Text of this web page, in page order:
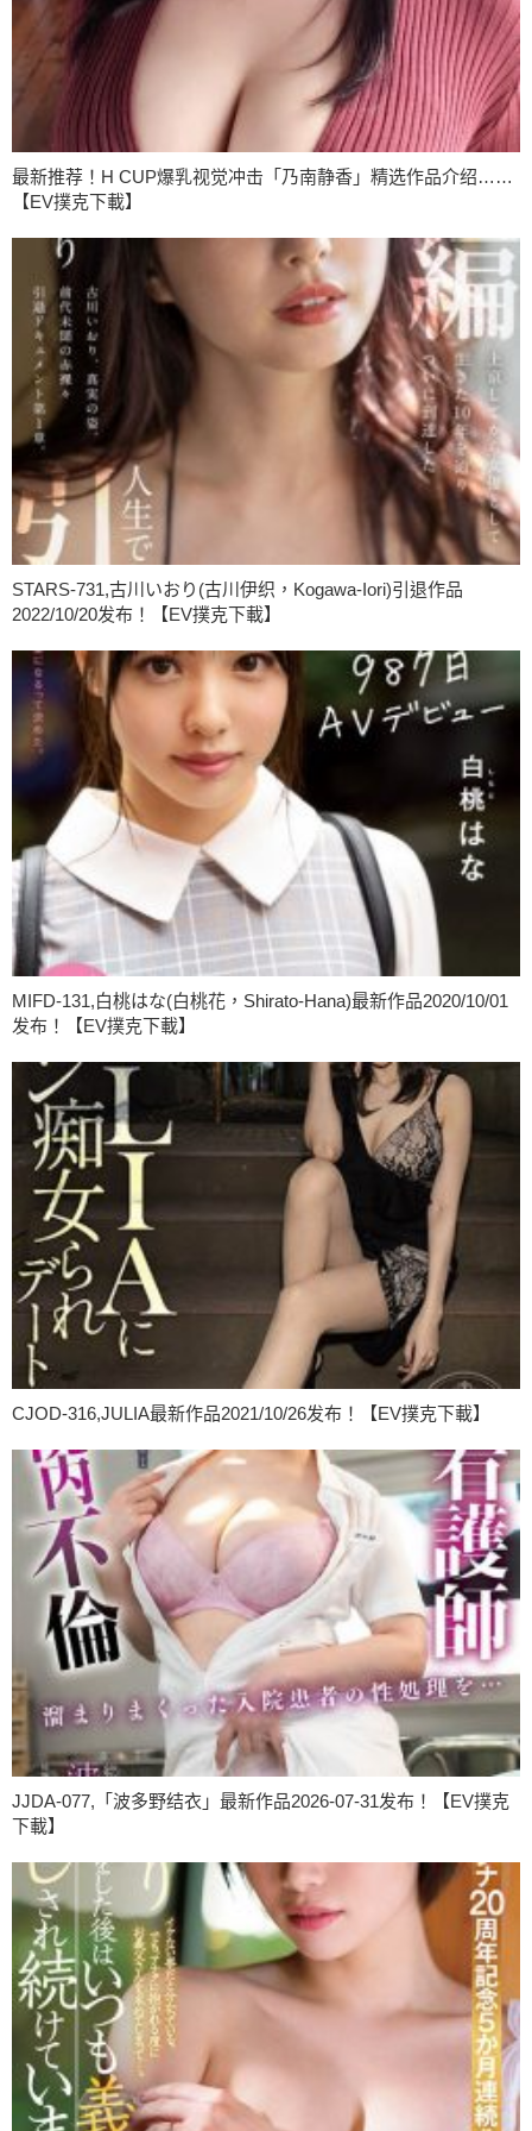
最新推荐！H CUP爆乳视觉冲击「乃南静香」精选作品介绍……
【EV撲克下載】
STARS-731,古川いおり(古川伊织，Kogawa-Iori)引退作品
2022/10/20发布！【EV撲克下載】
MIFD-131,白桃はな(白桃花，Shirato-Hana)最新作品2020/10/01
发布！【EV撲克下載】
CJOD-316,JULIA最新作品2021/10/26发布！【EV撲克下載】
JJDA-077,「波多野结衣」最新作品2026-07-31发布！【EV撲克
下載】